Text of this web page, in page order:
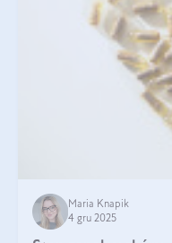
Maria Knapik
4 gru 2025